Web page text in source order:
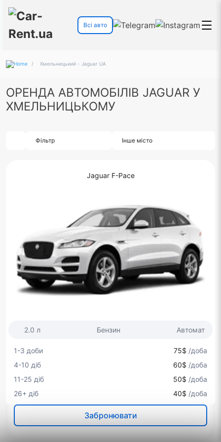
Всі авто
/ Хмельницький - Jaguar UA
ОРЕНДА АВТОМОБІЛІВ JAGUAR У
ХМЕЛЬНИЦЬКОМУ
Фільтр Інше місто
Jaguar F-Pace
2.0 л Бензин Автомат
1-3 доби 75$ /доба
4-10 діб
60$ /доба
11-25 діб
50$ /доба
26+ діб
40$ /доба
Забронювати